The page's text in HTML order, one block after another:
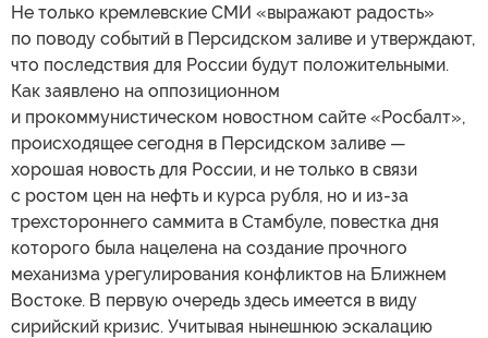
Не только кремлевские СМИ «выражают радость»
по поводу событий в Персидском заливе и утверждают,
что последствия для России будут положительными.
Как заявлено на оппозиционном
и прокоммунистическом новостном сайте «Росбалт»,
происходящее сегодня в Персидском заливе —
хорошая новость для России, и не только в связи
с ростом цен на нефть и курса рубля, но и из-за
трехстороннего саммита в Стамбуле, повестка дня
которого была нацелена на создание прочного
механизма урегулирования конфликтов на Ближнем
Востоке. В первую очередь здесь имеется в виду
сирийский кризис. Учитывая нынешнюю эскалацию